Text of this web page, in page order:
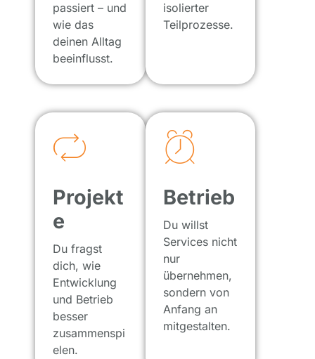
passiert – und
wie das
deinen Alltag
beeinflusst.
isolierter
Teilprozesse.
Projekt
e
Du fragst
dich, wie
Entwicklung
und Betrieb
besser
zusammenspi
elen.
Betrieb
Du willst
Services nicht
nur
übernehmen,
sondern von
Anfang an
mitgestalten.